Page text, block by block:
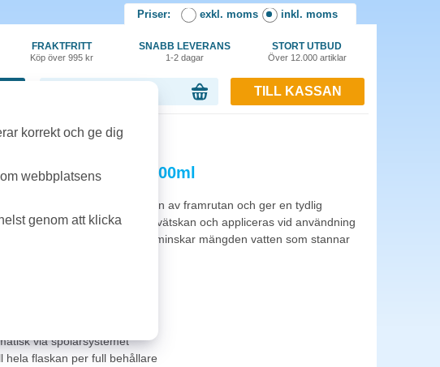
Priser: exkl. moms inkl. moms
FRAKTFRITT
Köp över 995 kr
SNABB LEVERANS
1-2 dagar
STORT UTBUD
Över 12.000 artiklar
TILL KASSAN
Tershine Repel 100ml
som förbättrar rengöringen av framrutan och ger en tydlig
blandas direkt i spolarvätskan och appliceras vid användning
till en renare glasyta och minskar mängden vatten som stannar
via spolarsystemet
hela flaskan per full behållare
korrekt och ge dig
webbplatsens
genom att klicka